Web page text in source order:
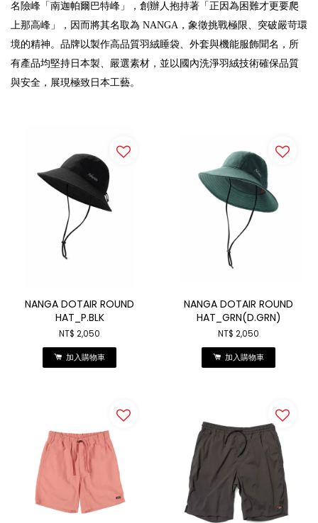
名險峰「南迦帕爾巴特峰」
，創辦人抱持著「正因為困難才更要爬
上那高峰」
，因而將其名取為 NANGA， 象徵挑戰極限、突破嚴苛環
境的精神。品牌以製作高品質羽絨睡袋、外套與機能服飾聞名，所
有產品均堅持日本製、嚴選素材，並以國內洗淨羽絨技術確保品質
與安全，展現極致日本工藝。
NANGA DOTAIR ROUND
HAT_P.BLK
NT$ 2,050
加入購物車
NANGA DOTAIR ROUND
HAT_GRN(D.GRN)
NT$ 2,050
加入購物車